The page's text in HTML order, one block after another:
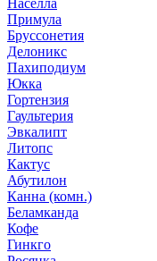
Населла
Примула
Бруссонетия
Делоникс
Пахиподиум
Юкка
Гортензия
Гаультерия
Эвкалипт
Литопс
Кактус
Абутилон
Канна (комн.)
Беламканда
Кофе
Гинкго